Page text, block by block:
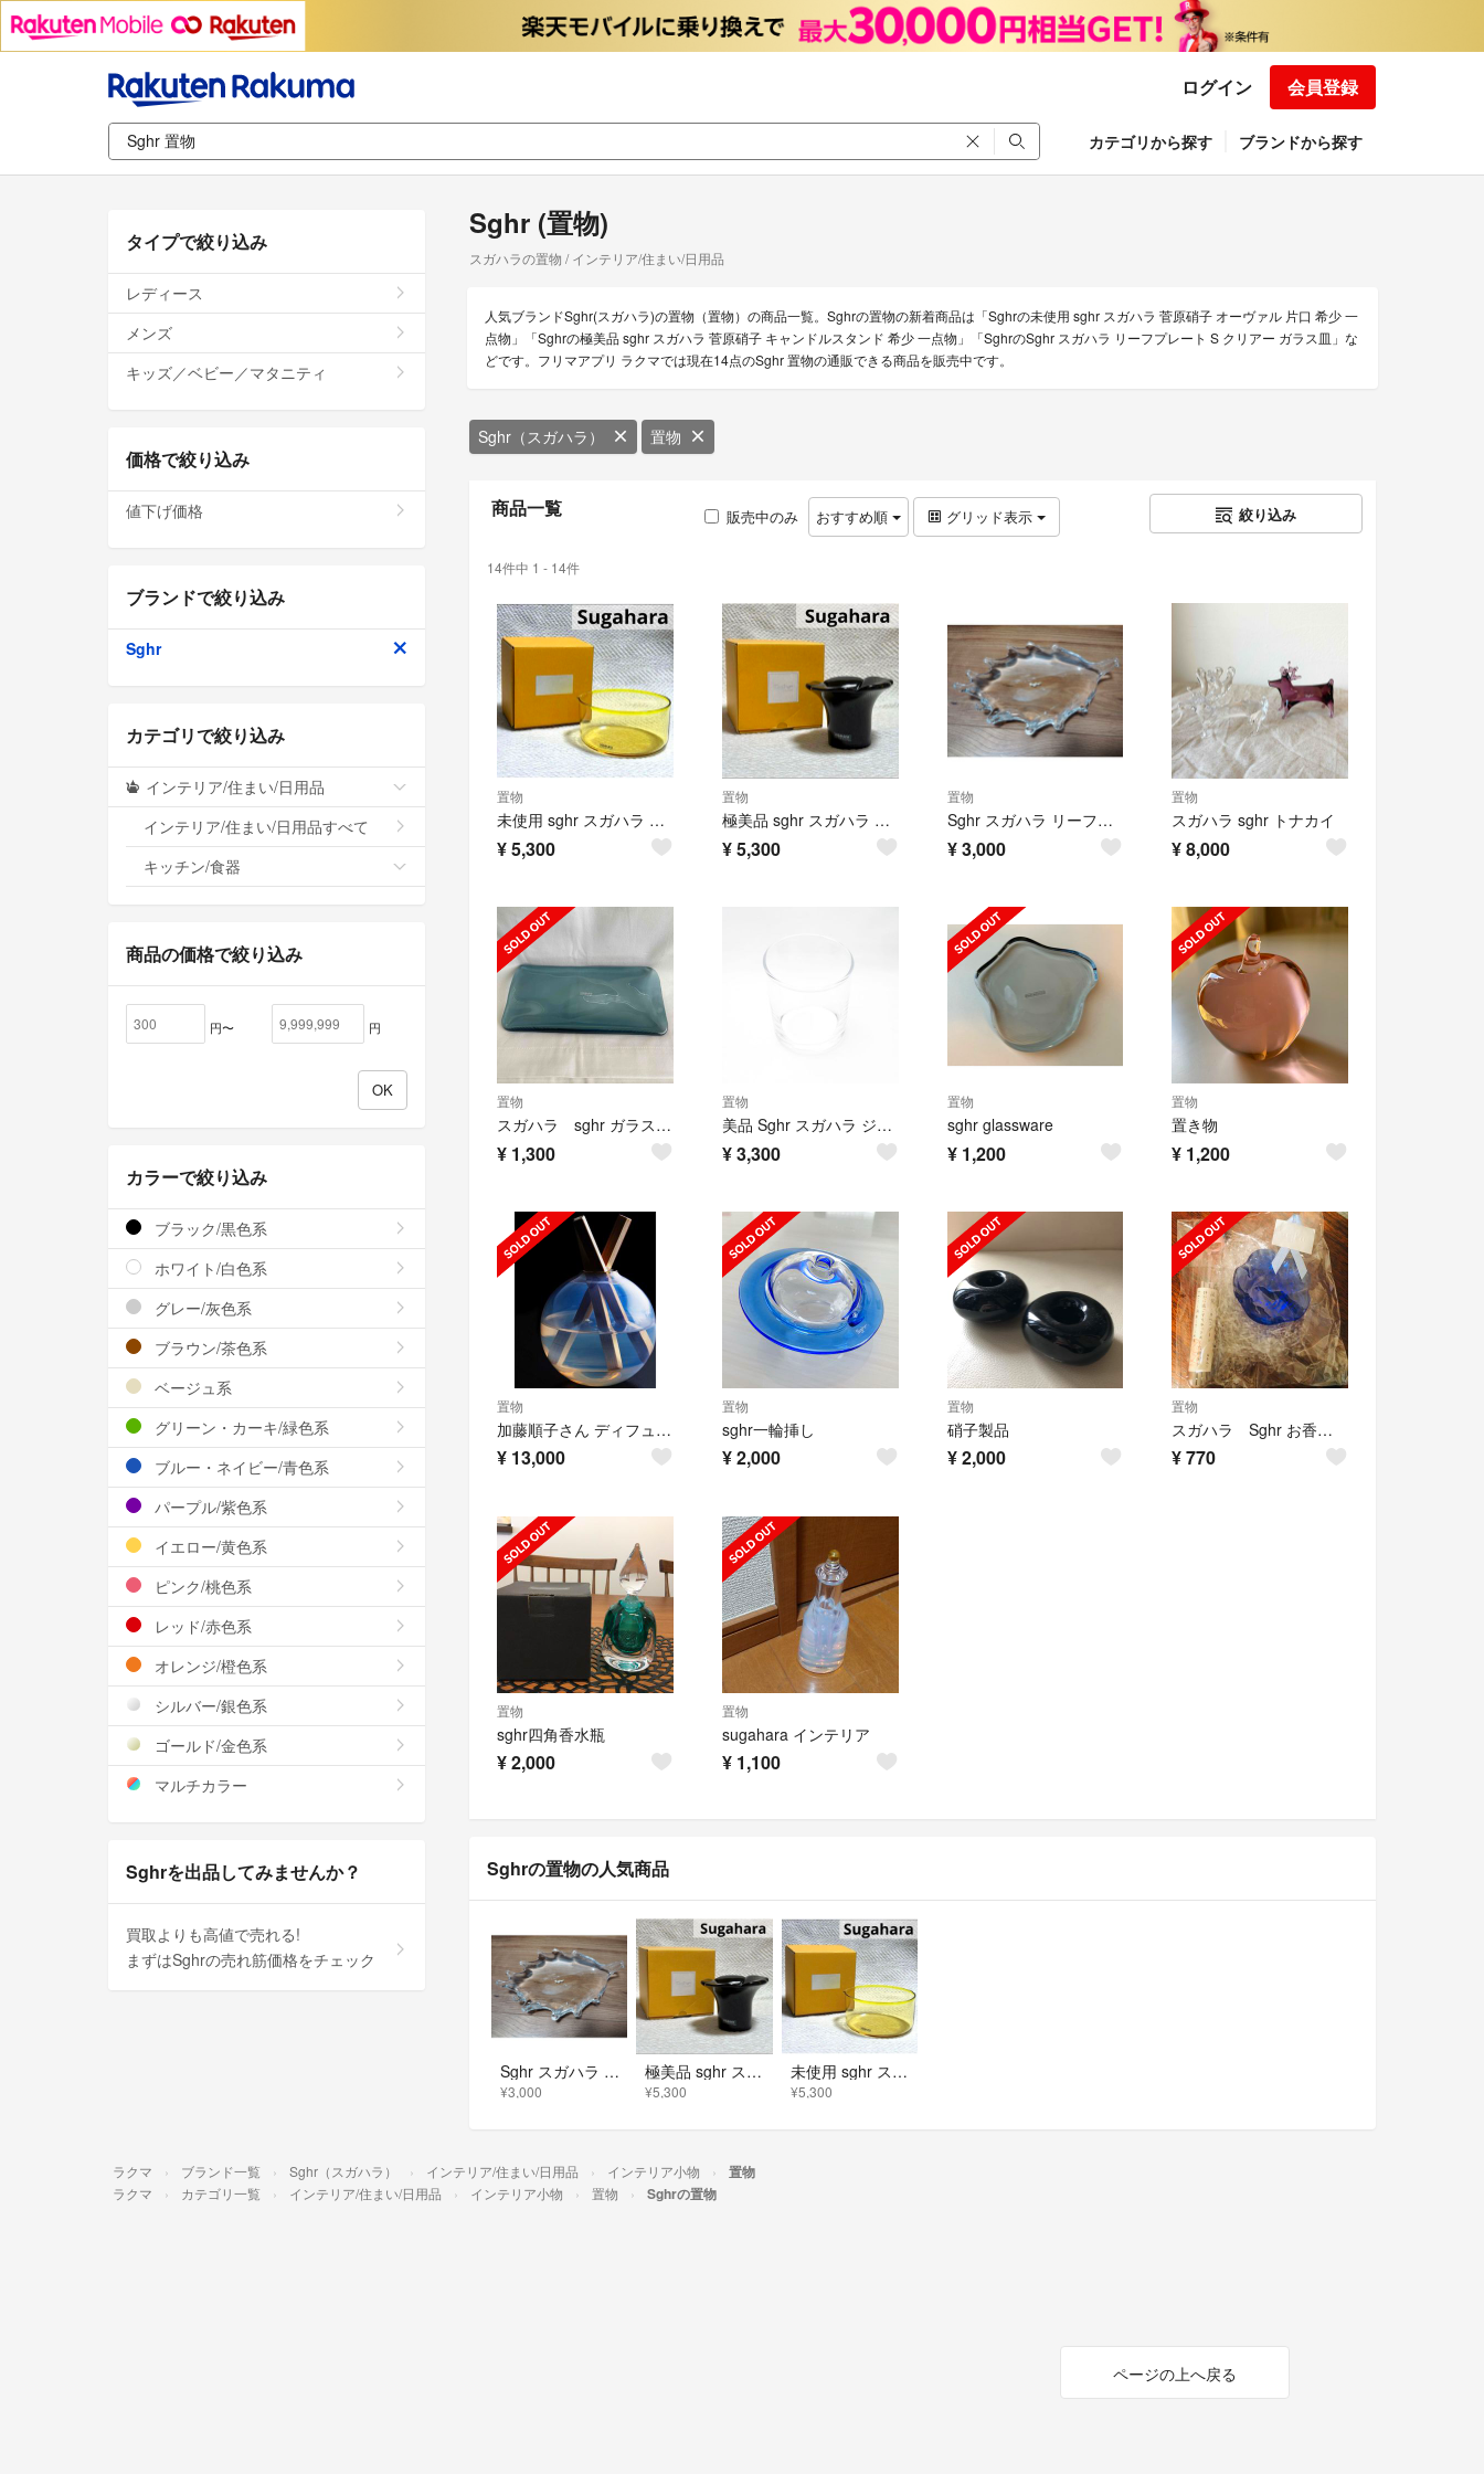
ログイン 会員登録
カテゴリから探す ブランドから探す
Sghr (置物)
スガハラの置物 / インテリア/住まい/日用品
人気ブランドSghr(スガハラ)の置物（置物）の商品一覧。Sghrの置物の新着商品は「Sghrの未使用 sghr スガハラ 菅原硝子 オーヴァル 片口 希少 一
点物」「Sghrの極美品 sghr スガハラ 菅原硝子 キャンドルスタンド 希少 一点物」「SghrのSghr スガハラ リーフプレート S クリアー ガラス皿」な
どです。フリマアプリ ラクマでは現在14点のSghr 置物の通販できる商品を販売中です。
Sghr（スガハラ） 置物
商品一覧 販売中のみ おすすめ順 グリッド表示 絞り込み
14件中 1 - 14件
置物
未使用 sghr スガハラ 菅原硝子 オーヴァル 片口 希少 一点物
¥5,300
置物
極美品 sghr スガハラ 菅原硝子 キャンドルスタンド 希少 一点物
¥5,300
置物
Sghr スガハラ リーフプレート S クリアー ガラス皿
¥3,000
置物
スガハラ sghr トナカイ
¥8,000
置物
スガハラ sghr ガラスプレート
¥ 1,300
置物
美品 Sghr スガハラ ジュリアン 小物入れ 1点 インテリア オブジェ SY12519P1
¥3,300
置物
sghr glassware
¥ 1,200
置物
置き物
¥ 1,200
置物
加藤順子さん ディフューザー Q2 畳 sghr apart by lowrys
¥ 13,000
置物
sghr一輪挿し
¥2,000
置物
硝子製品
¥2,000
置物
スガハラ Sghr お香たて
¥770
置物
sghr四角香水瓶
¥2,000
置物
sugahara インテリア
¥ 1,100
Sghrの置物の人気商品
Sghr スガハラ リーフプレート S クリアー ガラス皿
¥3,000
極美品 sghr スガハラ 菅原硝子 キャンドルスタンド 希少 一点物
¥5,300
未使用 sghr スガハラ 菅原硝子 オーヴァル 片口 希少 一点物
¥5,300
タイプで絞り込み
レディース
メンズ
キッズ／ベビー／マタニティ
価格で絞り込み
値下げ価格
ブランドで絞り込み
Sghr
カテゴリで絞り込み
インテリア/住まい/日用品
インテリア/住まい/日用品すべて
キッチン/食器
商品の価格で絞り込み
円〜 円
カラーで絞り込み
ブラック/黒色系
ホワイト/白色系
グレー/灰色系
ブラウン/茶色系
ベージュ系
グリーン・カーキ/緑色系
ブルー・ネイビー/青色系
パープル/紫色系
イエロー/黄色系
ピンク/桃色系
レッド/赤色系
オレンジ/橙色系
シルバー/銀色系
ゴールド/金色系
マルチカラー
Sghrを出品してみませんか？
買取よりも高値で売れる!
まずはSghrの売れ筋価格をチェック
ラクマ ブランド一覧 Sghr（スガハラ） インテリア/住まい/日用品 インテリア小物 置物
ラクマ カテゴリ一覧 インテリア/住まい/日用品 インテリア小物 置物 Sghrの置物
ページの上へ戻る